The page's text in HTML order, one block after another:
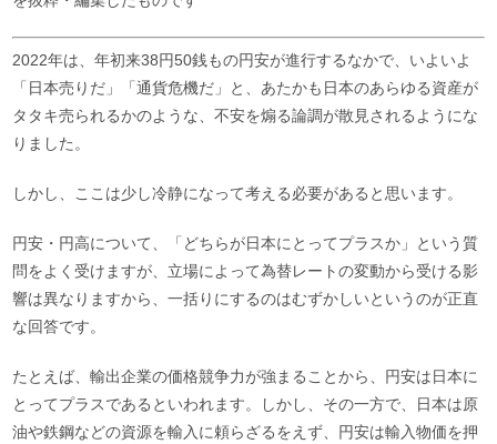
2022年は、年初来38円50銭もの円安が進行するなかで、いよいよ
「日本売りだ」「通貨危機だ」と、あたかも日本のあらゆる資産が
タタキ売られるかのような、不安を煽る論調が散見されるようにな
りました。
しかし、ここは少し冷静になって考える必要があると思います。
円安・円高について、「どちらが日本にとってプラスか」という質
問をよく受けますが、立場によって為替レートの変動から受ける影
響は異なりますから、一括りにするのはむずかしいというのが正直
な回答です。
たとえば、輸出企業の価格競争力が強まることから、円安は日本に
とってプラスであるといわれます。しかし、その一方で、日本は原
油や鉄鋼などの資源を輸入に頼らざるをえず、円安は輸入物価を押